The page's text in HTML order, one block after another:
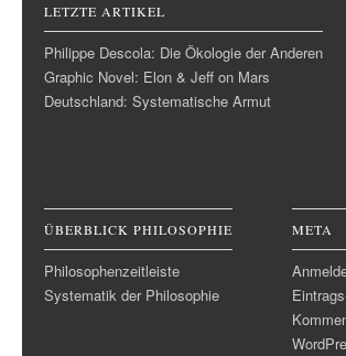
LETZTE ARTIKEL
Philippe Descola: Die Ökologie der Anderen
Graphic Novel: Elon & Jeff on Mars
Deutschland: Systematische Armut
ÜBERBLICK PHILOSOPHIE
Philosophenzeitleiste
Systematik der Philosophie
META